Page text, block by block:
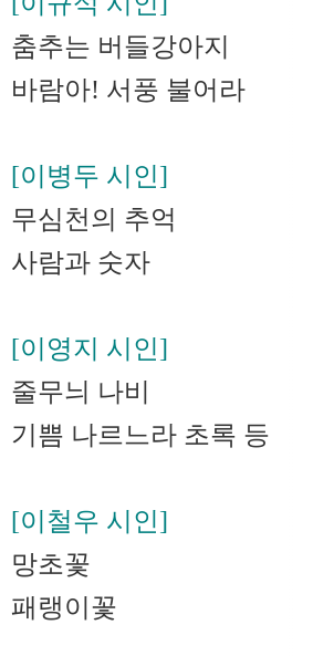
춤추는 버들강아지
바람아! 서풍 불어라
[이병두 시인]
무심천의 추억
사람과 숫자
[이영지 시인]
줄무늬 나비
기쁨 나르느라 초록 등
[이철우 시인]
망초꽃
패랭이꽃